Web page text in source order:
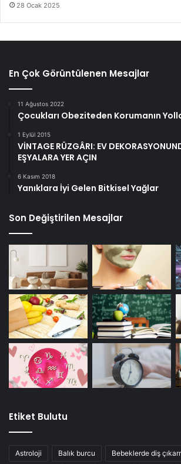
28 Ocak 2025
En Çok Görüntülenen Mesajlar
11 Ağustos 2022
Çocukları Obeziteden Korumanın
1 Eylül 2015
VİNTAGE RÜZGÂRI: EV
EŞYALARA YER AÇIN
6 Kasım 2018
Yanıklara İyi Gelen Bitkisel Yağlar
Son Değiştirilen Mesajlar
Etiket Bulutu
Astroloji Balık burcu Bebeklerde diş